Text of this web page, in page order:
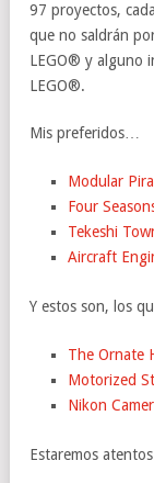
97 proyectos,
que no saldrán
LEGO® y alguno
LEGO®.
Mis preferidos…
Modular
Four
Tekeshi
Aircraft
Y estos son, los
The Ornate
Motorized
Nikon
Estaremos